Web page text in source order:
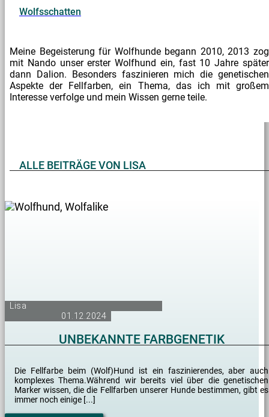
Wolfsschatten
Meine Begeisterung für Wolfhunde begann 2010, 2013 zog
mit Nando unser erster Wolfhund ein, fast 10 Jahre später
dann Dalion. Besonders faszinieren mich die genetischen
Aspekte der Fellfarben, ein Thema, das ich mit großem
Interesse verfolge und mein Wissen gerne teile.
ALLE BEITRÄGE VON LISA
Lisa
01.12.2024
UNBEKANNTE FARBGENETIK
Die Fellfarbe beim (Wolf)Hund ist ein faszinierendes, aber auch
komplexes Thema.Während wir bereits viel über die genetischen
Marker wissen, die die Fellfarben unserer Hunde bestimmen, gibt es
immer noch einige [...]